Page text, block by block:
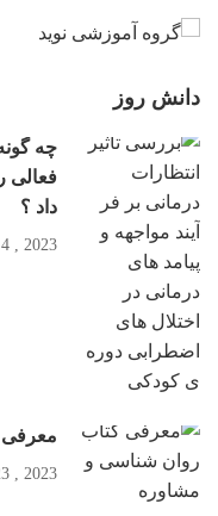
دانش روز
چه
فعالی
داد ؟
2023 , October 4
معرفی
2023 , January 23